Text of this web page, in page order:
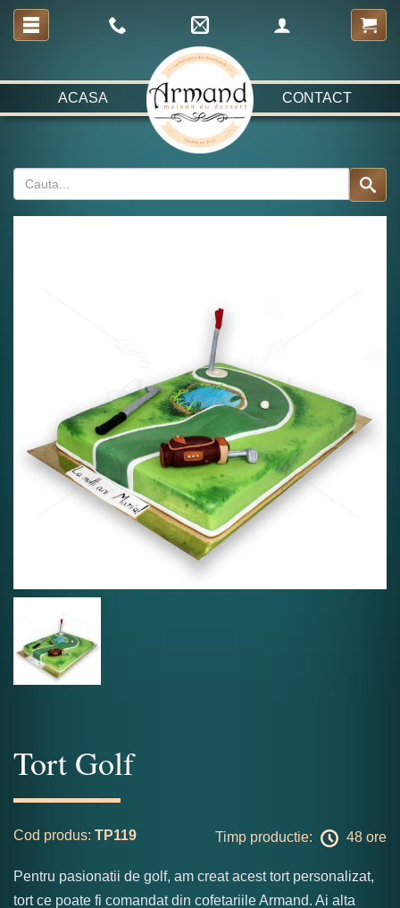
ACASA CONTACT
Tort Golf
Cod produs: TP119 Timp productie: 48 ore
Pentru pasionatii de golf, am creat acest tort personalizat,
tort ce poate fi comandat din cofetariile Armand. Ai alta